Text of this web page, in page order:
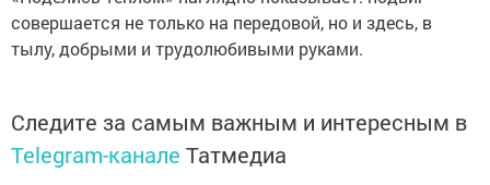
совершается не только на передовой, но и здесь, в
тылу, добрыми и трудолюбивыми руками.
Следите за самым важным и интересным в
Telegram-канале Татмедиа